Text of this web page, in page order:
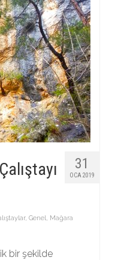
31
OCA 2019
, Genel, Mağara
bir şekilde